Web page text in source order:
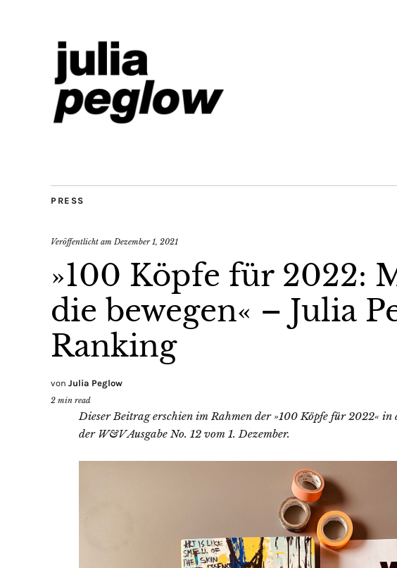
PRESS
Veröffentlicht am Dezember 1, 2021
»100 Köpfe für 2022:
die bewegen« – Julia
Ranking
von Julia Peglow
2 min read
Dieser Beitrag erschien im Rahmen der »100 Köpfe für 2022« in
der W&V Ausgabe No. 12 vom 1. Dezember.